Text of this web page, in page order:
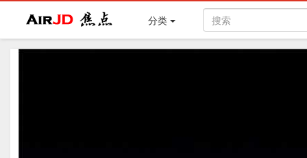
Air焦点 分类